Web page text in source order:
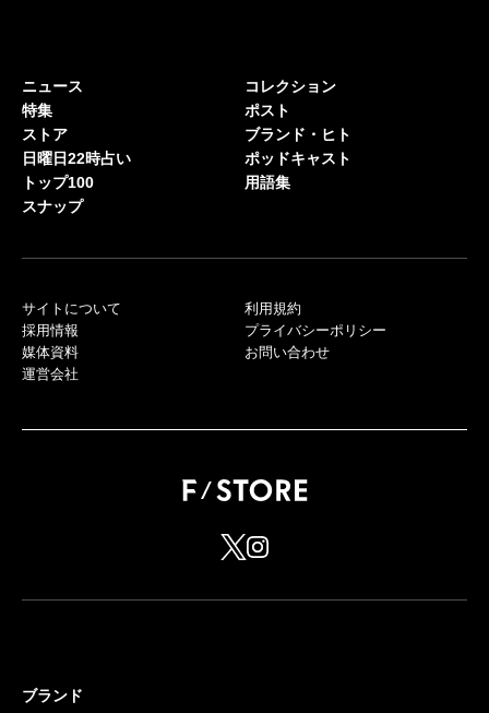
ニュース
特集
ストア
日曜日22時占い
トップ100
スナップ
コレクション
ポスト
ブランド・ヒト
ポッドキャスト
用語集
サイトについて
採用情報
媒体資料
運営会社
利用規約
プライバシーポリシー
お問い合わせ
ブランド